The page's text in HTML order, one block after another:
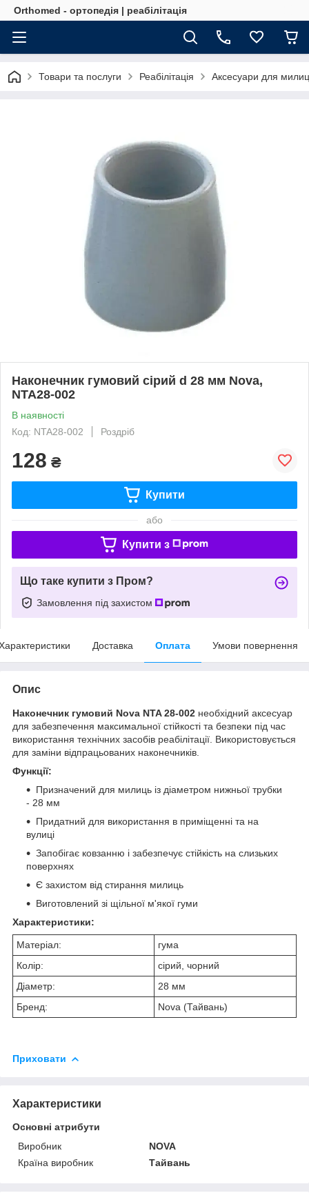
Orthomed - ортопедія | реабілітація
Товари та послуги Реабілітація Аксесуари для
Наконечник гумовий сірий d 28 мм Nova,
NTA28-002
В наявності
Код: NTA28-002
Роздріб
128 ₴
Купити
або
Купити з
Що таке купити з Пром?
Замовлення під захистом
Доставка Оплата Умови повернення
Опис
Наконечник гумовий Nova NTA 28-002 необхідний аксесуар
для забезпечення максимальної стійкості та безпеки під час
використання технічних засобів реабілітації. Використовується
для заміни відпрацьованих наконечників.
Функції:
Призначений для милиць із діаметром нижньої трубки
- 28 мм
Придатний для використання в приміщенні та на
вулиці
Запобігає ковзанню і забезпечує стійкість на слизьких
поверхнях
Є захистом від стирання милиць
Виготовлений зі щільної м'якої гуми
Характеристики:
Матеріал:
гума
Колір:
сірий, чорний
Діаметр:
28 мм
Бренд:
Nova (Тайвань)
Приховати
Характеристики
Основні атрибути
Виробник
NOVA
Країна виробник
Тайвань